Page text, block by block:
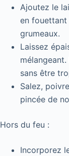
Ajoutez le
en fouettant
grumeaux.
Laissez
sans être
Salez,
pincée de
Hors du feu :
Incorporez